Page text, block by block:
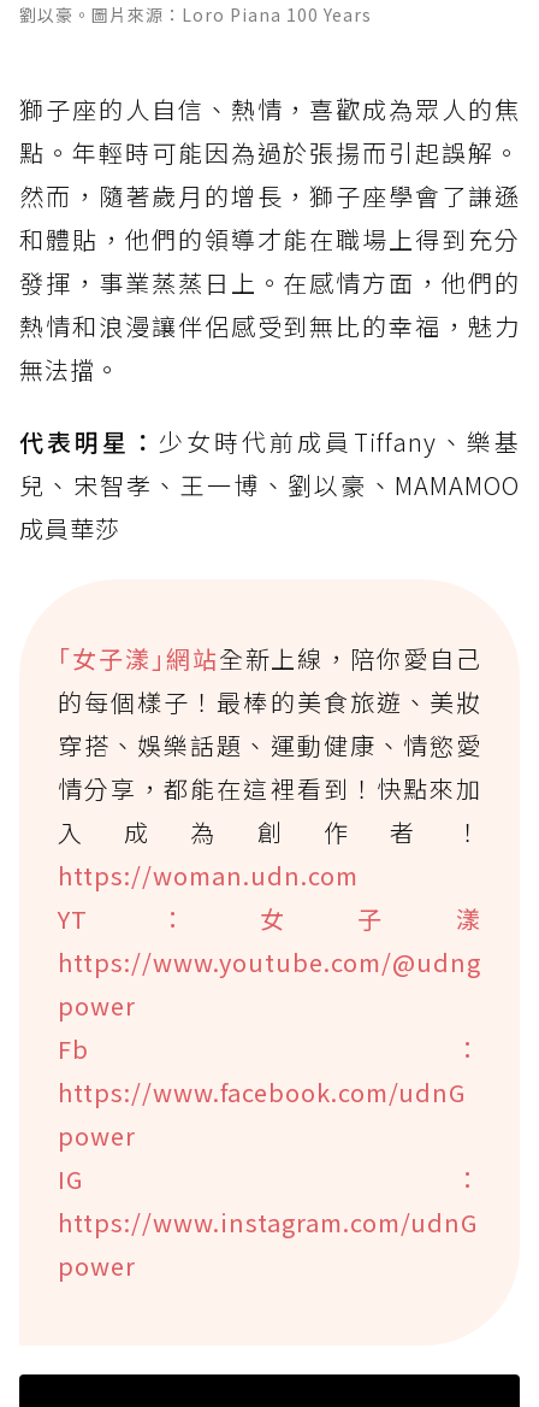
劉以豪。圖片來源：Loro Piana 100 Years
獅子座的人自信、熱情，喜歡成為眾人的焦
點。年輕時可能因為過於張揚而引起誤解。
然而，隨著歲月的增長，獅子座學會了謙遜
和體貼，他們的領導才能在職場上得到充分
發揮，事業蒸蒸日上。在感情方面，他們的
熱情和浪漫讓伴侶感受到無比的幸福，魅力
無法擋。
代表明星： 少女時代前成員Tiffany、樂基
兒、宋智孝、王一博、劉以豪、MAMAMOO
成員華莎
｢女子漾｣網站全新上線，陪你愛自己
的每個樣子！最棒的美食旅遊、美妝
穿搭、娛樂話題、運動健康、情慾愛
情分享，都能在這裡看到！快點來加
入成為創作者！
https://woman.udn.com
YT：女子漾
https://www.youtube.com/@udng
power
Fb：
https://www.facebook.com/udnG
power
IG：
https://www.instagram.com/udnG
power